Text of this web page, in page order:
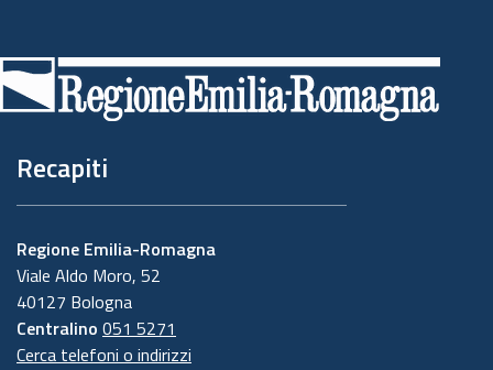
di
pagina
Recapiti
Regione Emilia-Romagna
Viale Aldo Moro, 52
40127 Bologna
Centralino 051 5271
Cerca telefoni o indirizzi